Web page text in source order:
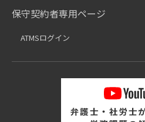
保守契約者専用ページ
ATMSログイン